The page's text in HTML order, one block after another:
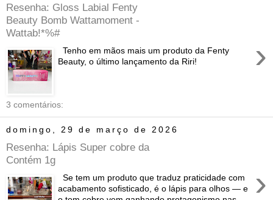
Resenha: Gloss Labial Fenty
Beauty Bomb Wattamoment -
Wattab!*%#
›
Tenho em mãos mais um produto da Fenty
Beauty, o último lançamento da Riri!
3 comentários:
domingo, 29 de março de 2026
Resenha: Lápis Super cobre da
Contém 1g
›
Se tem um produto que traduz praticidade com
acabamento sofisticado, é o lápis para olhos — e